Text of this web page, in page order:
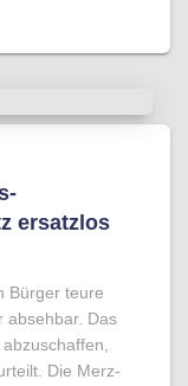
ersatzlos
Bürger teure
absehbar. Das
Die Merz-